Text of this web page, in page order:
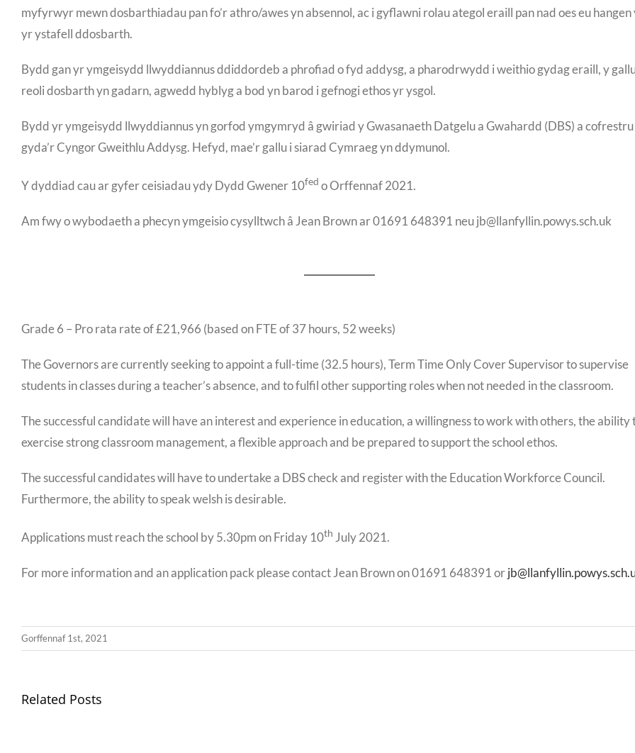
myfyrwyr mewn dosbarthiadau pan fo’r athro/awes yn absennol, ac i gyflawni rolau ategol eraill pan nad oes eu hangen
yr ystafell ddosbarth.
Bydd gan yr ymgeisydd llwyddiannus ddiddordeb a phrofiad o fyd addysg, a pharodrwydd i weithio gydag eraill, y
reoli dosbarth yn gadarn, agwedd hyblyg a bod yn barod i gefnogi ethos yr ysgol.
Bydd yr ymgeisydd llwyddiannus yn gorfod ymgymryd â gwiriad y Gwasanaeth Datgelu a Gwahardd (DBS) a cofrestru
gyda’r Cyngor Gweithlu Addysg. Hefyd, mae’r gallu i siarad Cymraeg yn ddymunol.
Y dyddiad cau ar gyfer ceisiadau ydy Dydd Gwener 10fed o Orffennaf 2021.
Am fwy o wybodaeth a phecyn ymgeisio cysylltwch â Jean Brown ar 01691 648391 neu jb@llanfyllin.powys.sch.uk
Grade 6 – Pro rata rate of £21,966 (based on FTE of 37 hours, 52 weeks)
The Governors are currently seeking to appoint a full-time (32.5 hours), Term Time Only Cover Supervisor to supervise
students in classes during a teacher’s absence, and to fulfil other supporting roles when not needed in the classroom.
The successful candidate will have an interest and experience in education, a willingness to work with others, the ability
exercise strong classroom management, a flexible approach and be prepared to support the school ethos.
The successful candidates will have to undertake a DBS check and register with the Education Workforce Council.
Furthermore, the ability to speak welsh is desirable.
Applications must reach the school by 5.30pm on Friday 10th July 2021.
For more information and an application pack please contact Jean Brown on 01691 648391 or
Gorffennaf 1st, 2021
Related Posts